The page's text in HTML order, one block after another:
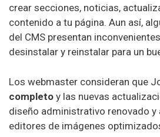
crear secciones, noticias,
contenido a tu página. Aun así,
del CMS presentan
desinstalar y reinstalar para un
Los webmaster consideran que
completo y las nuevas
diseño administrativo renovado y
editores de imágenes